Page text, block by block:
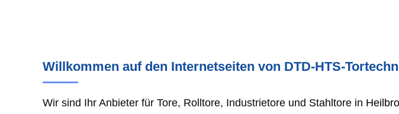
Willkommen auf den Internetseiten von DTD-HTS-
Wir sind Ihr Anbieter für Tore, Rolltore, Industrietore und Stahltore in